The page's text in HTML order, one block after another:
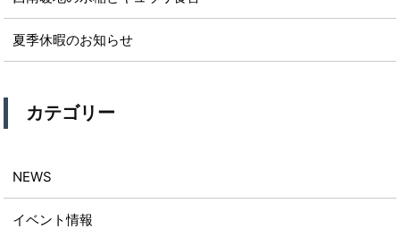
夏季休暇のお知らせ
カテゴリー
NEWS
イベント情報